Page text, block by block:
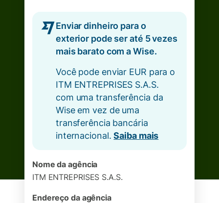
Enviar dinheiro para o
exterior pode ser até 5 vezes
mais barato com a Wise.
Você pode enviar EUR para o
ITM ENTREPRISES S.A.S.
com uma transferência da
Wise em vez de uma
transferência bancária
internacional.Saiba mais
Nome da agência
ITM ENTREPRISES S.A.S.
Endereço da agência